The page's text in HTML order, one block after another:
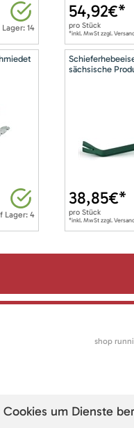
14
54,92€*
pro Stück
*inkl. MwSt zzgl.
Lager: 4
sächsische
38,85€*
pro Stück
*inkl. MwSt zzgl.
shop
um Dienste